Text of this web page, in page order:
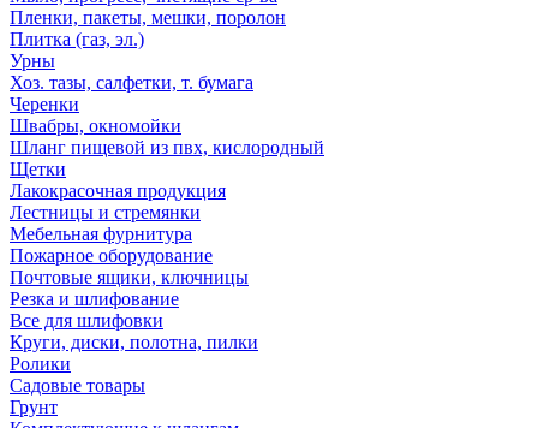
Пленки, пакеты, мешки, поролон
Плитка (газ, эл.)
Урны
Хоз. тазы, салфетки, т. бумага
Черенки
Швабры, окномойки
Шланг пищевой из пвх, кислородный
Щетки
Лакокрасочная продукция
Лестницы и стремянки
Мебельная фурнитура
Пожарное оборудование
Почтовые ящики, ключницы
Резка и шлифование
Все для шлифовки
Круги, диски, полотна, пилки
Ролики
Садовые товары
Грунт